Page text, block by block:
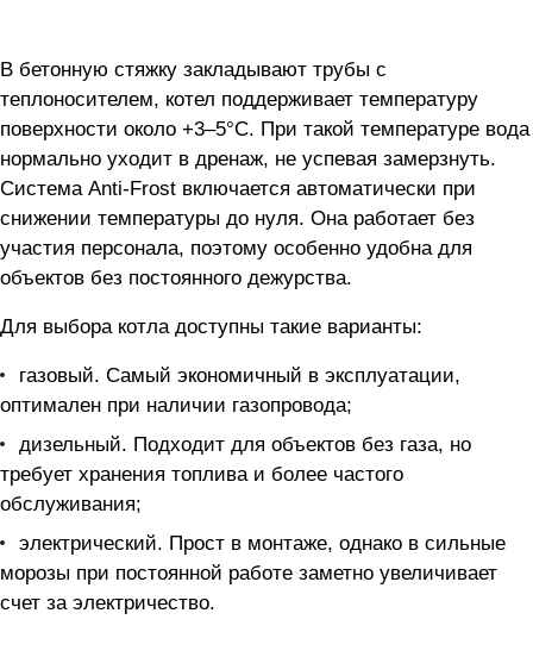
В бетонную стяжку закладывают трубы с
теплоносителем, котел поддерживает температуру
поверхности около +3–5°C. При такой температуре вода
нормально уходит в дренаж, не успевая замерзнуть.
Система Anti-Frost включается автоматически при
снижении температуры до нуля. Она работает без
участия персонала, поэтому особенно удобна для
объектов без постоянного дежурства.
Для выбора котла доступны такие варианты:
газовый. Самый экономичный в эксплуатации,
оптимален при наличии газопровода;
дизельный. Подходит для объектов без газа, но
требует хранения топлива и более частого
обслуживания;
электрический. Прост в монтаже, однако в сильные
морозы при постоянной работе заметно увеличивает
счет за электричество.